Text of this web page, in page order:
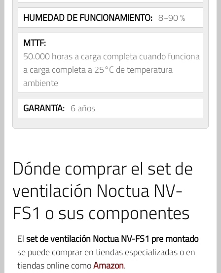
HUMEDAD DE FUNCIONAMIENTO: 8~90 %
MTTF:
50.000 horas a carga completa cuando funciona
a carga completa a 25°C de temperatura
ambiente
GARANTíA: 6 años
Dónde comprar el set de
ventilación Noctua NV-
FS1 o sus componentes
Elset de ventilación Noctua NV-FS1 pre montado
se puede comprar en tiendas especializadas o en
tiendas online comoAmazon.